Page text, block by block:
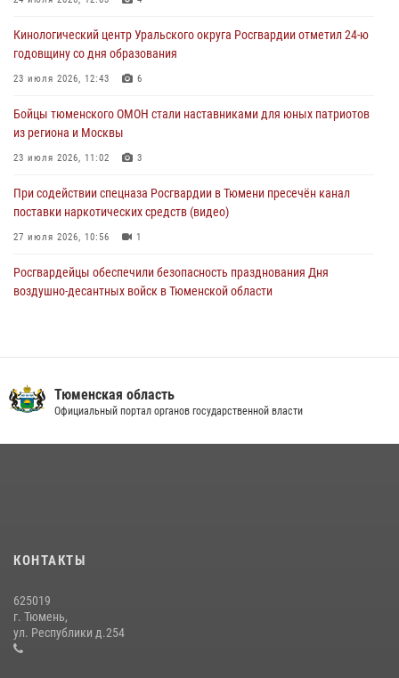
05 августа 2026, 09:56
Военнослужащие Росгвардии сбили дрон-разведчик ВСУ на южном
направлении
05 августа 2026, 05:35
Стальной характер продемонстрировали росгвардейцы в ходе
масштабных спортивных событий на Урале
05 августа 2026, 05:22
Кинологический центр Уральского округа Росгвардии отметил 24-ю
годовщину со дня образования
23 июля 2026, 12:43 6
Бойцы тюменского ОМОН стали наставниками для юных патриотов
из региона и Москвы
23 июля 2026, 11:02 3
При содействии спецназа Росгвардии в Тюмени пресечён канал
поставки наркотических средств (видео)
27 июля 2026, 10:56 1
Росгвардейцы обеспечили безопасность празднования Дня
воздушно-десантных войск в Тюменской области
05 августа 2026, 05:35
вневедомственной охраны Росгвардии за первое полугодие 2026
Сотрудники тюменского СОБР "Сова" отработали навыки
десантирования на Урале
16 июля 2026, 10:42
Тюменская область
Официальный портал органов государственной власти
КОНТАКТЫ
625019
г. Тюмень,
ул. Республики д.254